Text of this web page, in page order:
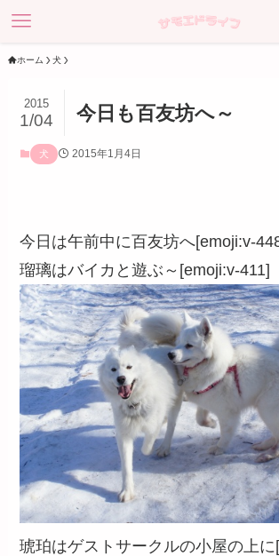
ホーム 犬
今日も百友坊へ～
2015
1/04
犬 2015年1月4日
今日は午前中に百友坊へ[emoji:v-
瑠璃はバイカと遊ぶ～[emoji:v-411]
琥珀はゲストサークルの小屋の上